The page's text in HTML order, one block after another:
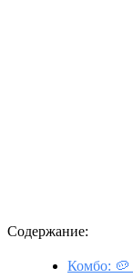
Содержание:
Комбо: